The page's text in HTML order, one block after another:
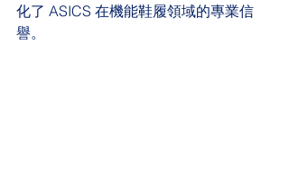
化了 ASICS 在機能鞋履領域的專業信
譽。